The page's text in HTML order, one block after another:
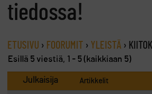
tiedossa!
ETUSIVU › FOORUMIT › YLEISTÄ ›
Esillä 5 viestiä, 1 - 5 (kaikkiaan 5)
Julkaisija Artikkelit